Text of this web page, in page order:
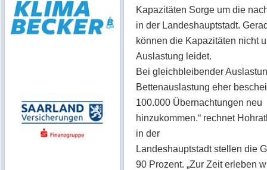
Kapazitäten Sorge um die
in der Landeshauptstadt.
können die Kapazitäten nicht
Auslastung leidet.
Bei gleichbleibender
Bettenauslastung eher
100.000 Übernachtungen neu
hinzukommen.“ rechnet
in der
Landeshauptstadt stellen die
90 Prozent. „Zur Zeit erleben